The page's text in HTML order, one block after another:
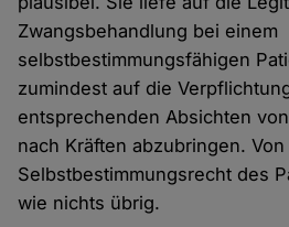
Zwangsbehandlung bei einem
selbstbestimmungsfähigen
zumindest auf die
entsprechenden Absichten
nach Kräften abzubringen. Von
Selbstbestimmungsrecht des
wie nichts übrig.